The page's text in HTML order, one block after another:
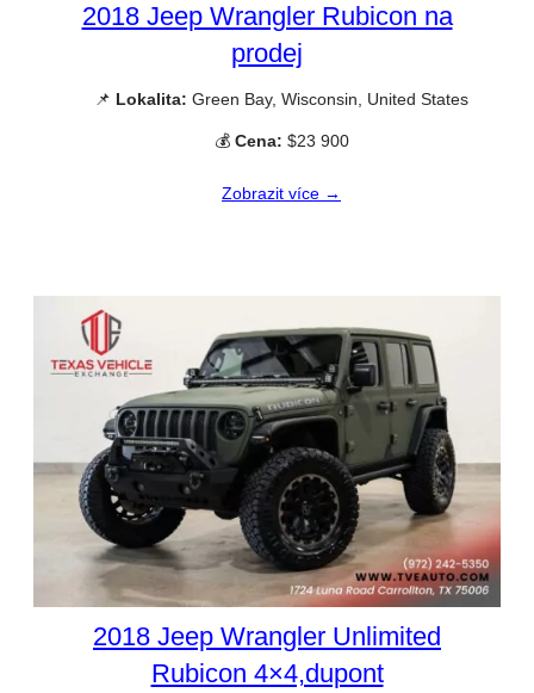
2018 Jeep Wrangler Rubicon na
prodej
📌 Lokalita: Green Bay, Wisconsin, United States
💰 Cena: $23 900
Zobrazit více →
2018 Jeep Wrangler Unlimited
Rubicon 4×4,dupont